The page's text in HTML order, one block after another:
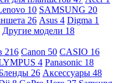
10 SAMSUNG 20
26 Asus 4 Digma 1
Другие модели 18
216 Canon 50 CASIO 16
4 Panasonic 18
26 Аксессуары 48